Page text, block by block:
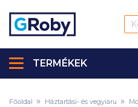
TERMÉKEK
Főoldal Háztartási- és vegyiáru